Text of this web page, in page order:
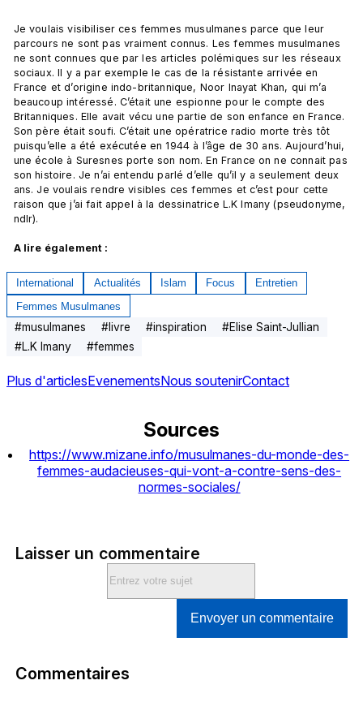
Je voulais visibiliser ces femmes musulmanes parce que leur
parcours ne sont pas vraiment connus. Les femmes musulmanes
ne sont connues que par les articles polémiques sur les réseaux
sociaux. Il y a par exemple le cas de la résistante arrivée en
France et d’origine indo-britannique, Noor Inayat Khan, qui m’a
beaucoup intéressé. C’était une espionne pour le compte des
Britanniques. Elle avait vécu une partie de son enfance en France.
Son père était soufi. C’était une opératrice radio morte très tôt
puisqu’elle a été exécutée en 1944 à l’âge de 30 ans. Aujourd’hui,
une école à Suresnes porte son nom. En France on ne connait pas
son histoire. Je n’ai entendu parlé d’elle qu’il y a seulement deux
ans. Je voulais rendre visibles ces femmes et c’est pour cette
raison que j’ai fait appel à la dessinatrice L.K Imany (pseudonyme,
ndlr).
A lire également :
International Actualités Islam Focus
Entretien
Femmes Musulmanes
#musulmanes #livre #inspiration #Elise Saint-Jullian
#L.K Imany #femmes
Plus d'articlesEvenementsNous soutenirContact
Sources
https://www.mizane.info/musulmanes-du-monde-des-
femmes-audacieuses-qui-vont-a-contre-sens-des-
normes-sociales/
Laisser un commentaire
Envoyer un commentaire
Commentaires